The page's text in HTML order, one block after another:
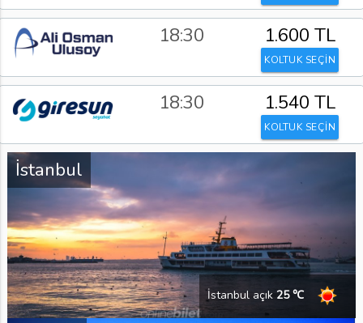
18:30 1.600 TL
KOLTUK SEÇİN
18:30 1.540 TL
KOLTUK SEÇİN
İstanbul
İstanbul açık25 ℃